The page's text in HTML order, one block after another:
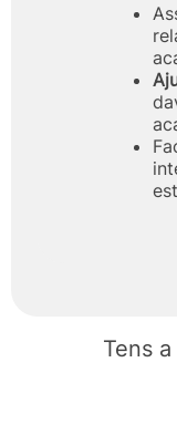
Tens